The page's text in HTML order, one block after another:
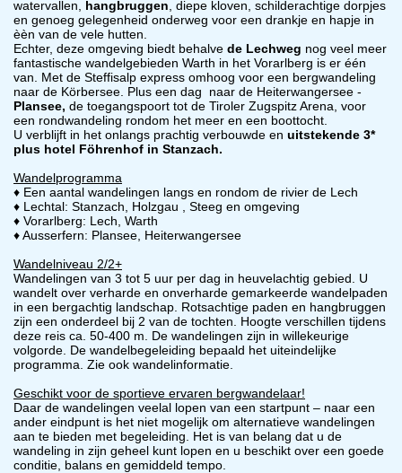
watervallen, hangbruggen , diepe kloven, schilderachtige dorpjes
en genoeg gelegenheid onderweg voor een drankje en hapje in
èèn van de vele hutten.
Echter, deze omgeving biedt behalve de Lechweg nog veel meer
fantastische wandelgebieden Warth in het Vorarlberg is er één
van. Met de Steffisalp express omhoog voor een bergwandeling
naar de Körbersee. Plus een dag naar de Heiterwangersee -
Plansee, de toegangspoort tot de Tiroler Zugspitz Arena, voor
een rondwandeling rondom het meer en een boottocht.
U verblijft in het onlangs prachtig verbouwde en uitstekende 3*
plus hotel Föhrenhof in Stanzach.
Wandelprogramma
♦ Een aantal wandelingen langs en rondom de rivier de Lech
♦ Lechtal: Stanzach, Holzgau , Steeg en omgeving
♦ Vorarlberg: Lech, Warth
♦ Ausserfern: Plansee, Heiterwangersee
Wandelniveau 2/2+
Wandelingen van 3 tot 5 uur per dag in heuvelachtig gebied. U
wandelt over verharde en onverharde gemarkeerde wandelpaden
in een bergachtig landschap. Rotsachtige paden en hangbruggen
zijn een onderdeel bij 2 van de tochten. Hoogte verschillen tijdens
deze reis ca. 50-400 m. De wandelingen zijn in willekeurige
volgorde. De wandelbegeleiding bepaald het uiteindelijke
programma. Zie ook wandelinformatie.
Geschikt voor de sportieve ervaren bergwandelaar!
Daar de wandelingen veelal lopen van een startpunt – naar een
ander eindpunt is het niet mogelijk om alternatieve wandelingen
aan te bieden met begeleiding. Het is van belang dat u de
wandeling in zijn geheel kunt lopen en u beschikt over een goede
conditie, balans en gemiddeld tempo.